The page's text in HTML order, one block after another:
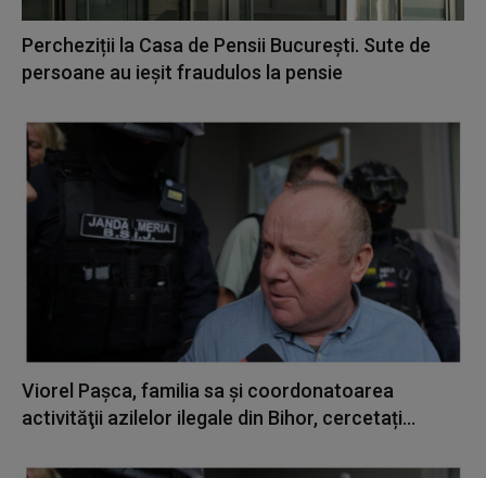
Percheziții la Casa de Pensii București. Sute de
persoane au ieșit fraudulos la pensie
Viorel Paşca, familia sa şi coordonatoarea
activităţii azilelor ilegale din Bihor, cercetați...